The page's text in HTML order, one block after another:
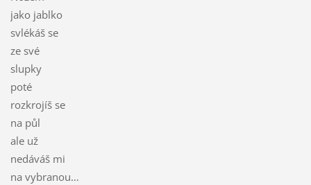
jako jablko
svlékáš se
ze své
slupky
poté
rozkrojíš se
na půl
ale už
nedáváš mi
na vybranou…